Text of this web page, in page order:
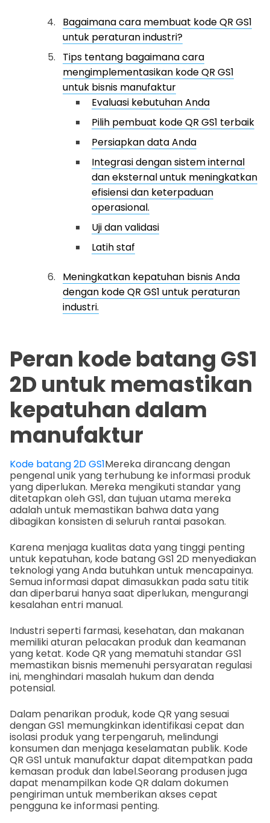
Bagaimana cara membuat kode QR GS1
untuk peraturan industri?
Tips tentang bagaimana cara
mengimplementasikan kode QR GS1
untuk bisnis manufaktur
Evaluasi kebutuhan Anda
Pilih pembuat kode QR GS1 terbaik
Persiapkan data Anda
Integrasi dengan sistem internal
dan eksternal untuk meningkatkan
efisiensi dan keterpaduan
operasional.
Uji dan validasi
Latih staf
Meningkatkan kepatuhan bisnis Anda
dengan kode QR GS1 untuk peraturan
industri.
Peran kode batang GS1
2D untuk memastikan
kepatuhan dalam
manufaktur
Kode batang 2D GS1Mereka dirancang dengan
pengenal unik yang terhubung ke informasi produk
yang diperlukan. Mereka mengikuti standar yang
ditetapkan oleh GS1, dan tujuan utama mereka
adalah untuk memastikan bahwa data yang
dibagikan konsisten di seluruh rantai pasokan.
Karena menjaga kualitas data yang tinggi penting
untuk kepatuhan, kode batang GS1 2D menyediakan
teknologi yang Anda butuhkan untuk mencapainya.
Semua informasi dapat dimasukkan pada satu titik
dan diperbarui hanya saat diperlukan, mengurangi
kesalahan entri manual.
Industri seperti farmasi, kesehatan, dan makanan
memiliki aturan pelacakan produk dan keamanan
yang ketat. Kode QR yang mematuhi standar GS1
memastikan bisnis memenuhi persyaratan regulasi
ini, menghindari masalah hukum dan denda
potensial.
Dalam penarikan produk, kode QR yang sesuai
dengan GS1 memungkinkan identifikasi cepat dan
isolasi produk yang terpengaruh, melindungi
konsumen dan menjaga keselamatan publik. Kode
QR GS1 untuk manufaktur dapat ditempatkan pada
kemasan produk dan label.Seorang produsen juga
dapat menampilkan kode QR dalam dokumen
pengiriman untuk memberikan akses cepat
pengguna ke informasi penting.